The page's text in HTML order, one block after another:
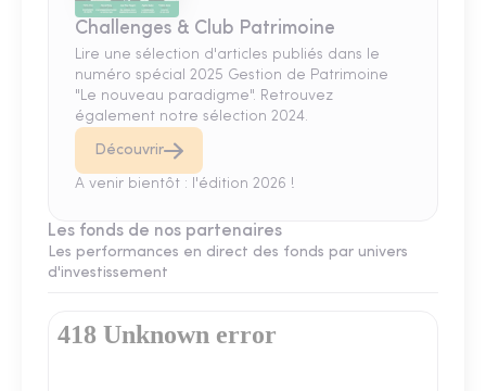
Challenges & Club Patrimoine
Lire une sélection d'articles publiés dans le
numéro spécial 2025 Gestion de Patrimoine
"Le nouveau paradigme". Retrouvez
également notre sélection 2024.
Découvrir
A venir bientôt : l'édition 2026 !
Les fonds de nos partenaires
Les performances en direct des fonds par univers
d'investissement